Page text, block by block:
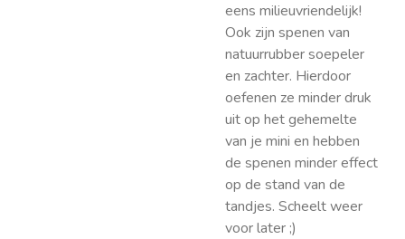
eens milieuvriendelijk!
Ook zijn spenen van
natuurrubber soepeler
en zachter. Hierdoor
oefenen ze minder druk
uit op het gehemelte
van je mini en hebben
de spenen minder effect
op de stand van de
tandjes. Scheelt weer
voor later ;)